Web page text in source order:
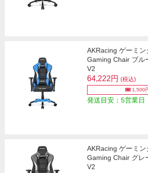
AKRacing ゲーミ
Gaming Chair ブル
V2
64,222円 (税込)
1,500
発送目安：5営業日
AKRacing ゲーミ
Gaming Chair グレ
V2